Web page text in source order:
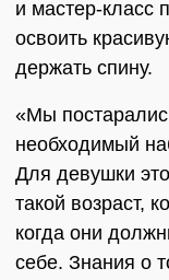
и мастер-класс
освоить
держать спину.
«Мы
необходимый
Для девушки
такой возраст,
когда они
себе. Знания о